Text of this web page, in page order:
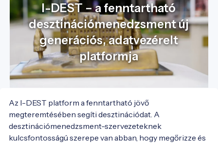
I-DEST – a fenntartható
desztinációmenedzsment új
generációs, adatvezérelt
platformja
Az I-DEST platform a fenntartható jövő
megteremtésében segíti desztinációdat. A
desztinációmenedzsment-szervezeteknek
kulcsfontosságú szerepe van abban, hogy megőrizze és